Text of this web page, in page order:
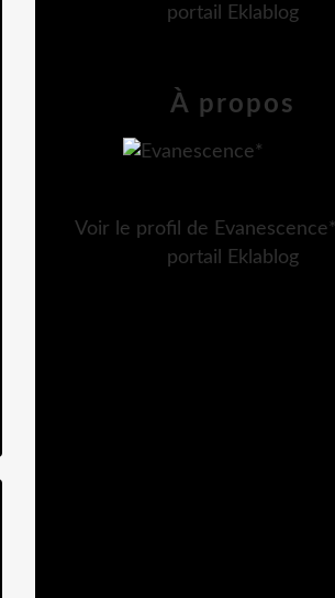
portail Eklablog
À propos
Voir le profil de Evanescence*
portail Eklablog